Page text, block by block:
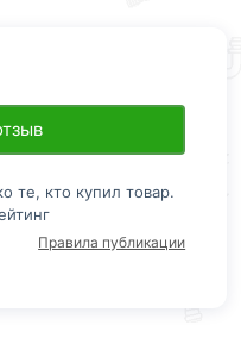
те, кто купил товар.
Правила публикации